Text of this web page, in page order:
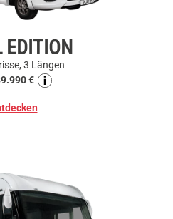
EDITION
3 Längen
€